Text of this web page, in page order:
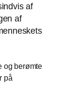
af
af
og berømte
på